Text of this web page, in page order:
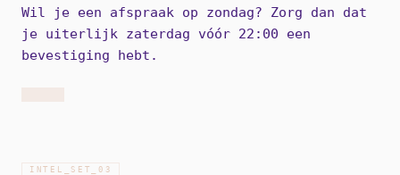
Wil je een afspraak op zondag? Zorg dan dat
je uiterlijk zaterdag vóór 22:00 een
bevestiging hebt.
INTEL_SET_ 03